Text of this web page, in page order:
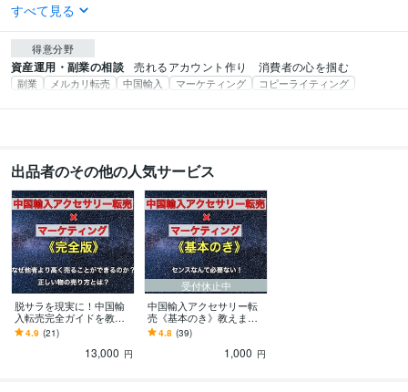
すべて見る
得意分野
資産運用・副業の相談 売れるアカウント作り　消費者の心を掴む
副業 メルカリ転売 中国輸入 マーケティング コピーライティング
出品者のその他の人気サービス
脱サラを現実に！中国輸
入転売完全ガイドを教え
ます 脱・会社依存！収入
源をもう一つ持つ
4.9 (21)
13,000 円
受付休止中
中国輸入アクセサリー転
売《基本のき》教えます
センスなんて必要ない！
すべてはお客様の欲求を
4.8 (39)
1,000 円